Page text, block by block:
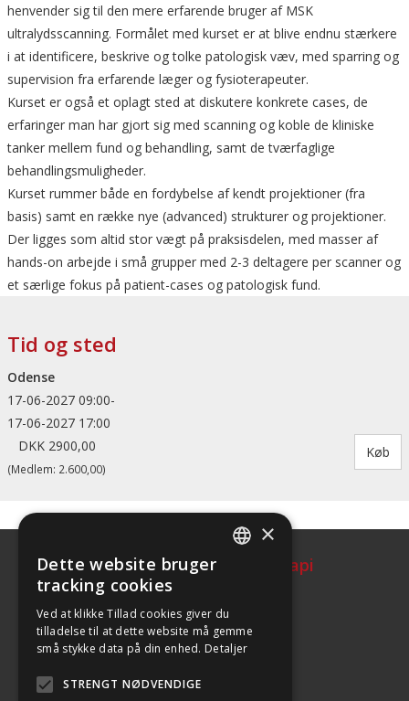
henvender sig til den mere erfarende bruger af MSK
ultralydsscanning. Formålet med kurset er at blive endnu stærkere
i at identificere, beskrive og tolke patologisk væv, med sparring og
supervision fra erfarende læger og fysioterapeuter.
Kurset er også et oplagt sted at diskutere konkrete cases, de
erfaringer man har gjort sig med scanning og koble de kliniske
tanker mellem fund og behandling, samt de tværfaglige
behandlingsmuligheder.
Kurset rummer både en fordybelse af kendt projektioner (fra
basis) samt en række nye (advanced) strukturer og projektioner.
Der ligges som altid stor vægt på praksisdelen, med masser af
hands-on arbejde i små grupper med 2-3 deltagere per scanner og
et særlige fokus på patient-cases og patologisk fund.
Tid og sted
Odense
17-06-2027 09:00-
17-06-2027 17:00
DKK 2900,00
(Medlem: 2.600,00)
Dansk Selskab for Sportsfysioterapi
Formand
ld@sportsfysioterapi.dk
DEFAULT LANGUAGE
×
Dette website bruger
tracking cookies
Ved at klikke Tillad cookies giver du
tilladelse til at dette website må gemme
små stykke data på din enhed. Detaljer
STRENGT NØDVENDIGE